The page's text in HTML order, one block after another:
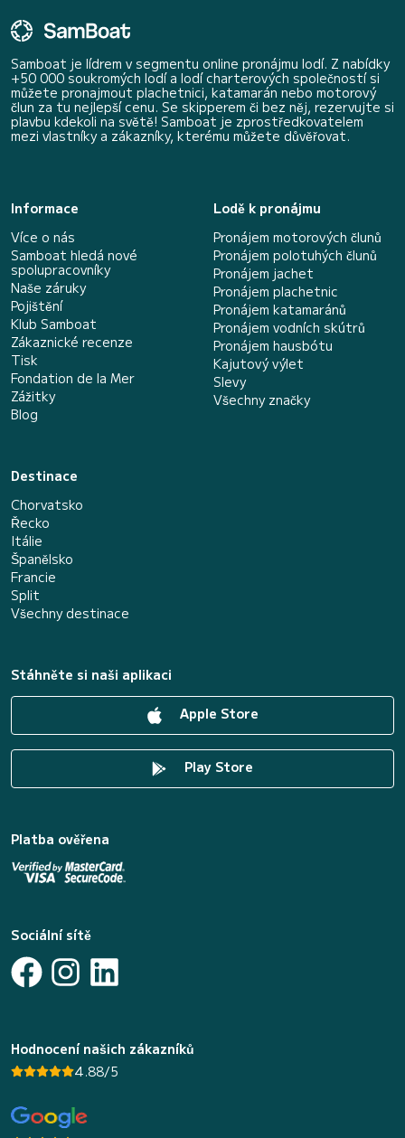
Samboat je lídrem v segmentu online pronájmu lodí. Z nabídky
+50 000 soukromých lodí a lodí charterových společností si
můžete pronajmout plachetnici, katamarán nebo motorový
člun za tu nejlepší cenu. Se skipperem či bez něj, rezervujte si
plavbu kdekoli na světě! Samboat je zprostředkovatelem
mezi vlastníky a zákazníky, kterému můžete důvěřovat.
Informace
Více o nás
Samboat hledá nové
spolupracovníky
Naše záruky
Pojištění
Klub Samboat
Zákaznické recenze
Tisk
Fondation de la Mer
Zážitky
Blog
Lodě k pronájmu
Pronájem motorových člunů
Pronájem polotuhých člunů
Pronájem jachet
Pronájem plachetnic
Pronájem katamaránů
Pronájem vodních skútrů
Pronájem hausbótu
Kajutový výlet
Slevy
Všechny značky
Destinace
Chorvatsko
Řecko
Itálie
Španělsko
Francie
Split
Všechny destinace
Stáhněte si naši aplikaci
Apple Store
Play Store
Platba ověřena
Sociální sítě
Hodnocení našich zákazníků
4.88/5